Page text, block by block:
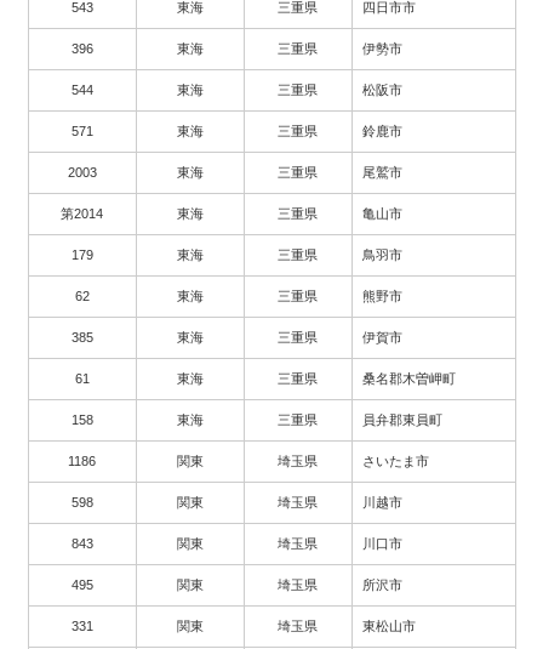
543 東海 三重県 四日市市
396 東海 三重県 伊勢市
544 東海 三重県 松阪市
571 東海 三重県 鈴鹿市
2003 東海 三重県 尾鷲市
第2014 東海 三重県 亀山市
179 東海 三重県 鳥羽市
62 東海 三重県 熊野市
385 東海 三重県 伊賀市
61 東海 三重県 桑名郡木曽岬町
158 東海 三重県 員弁郡東員町
1186 関東 埼玉県 さいたま市
598 関東 埼玉県 川越市
843 関東 埼玉県 川口市
495 関東 埼玉県 所沢市
331 関東 埼玉県 東松山市